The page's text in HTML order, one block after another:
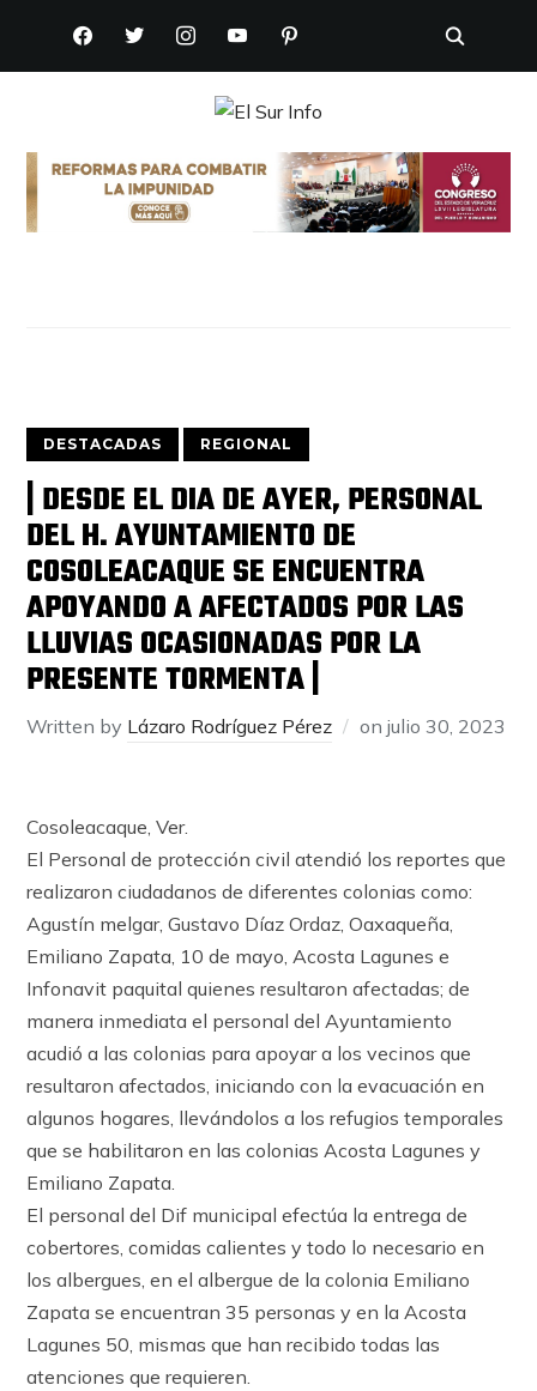
FACEBOOKTWITTERINSTAGRAMYOUTUBEPINTEREST
DESTACADAS REGIONAL
| DESDE EL DIA DE AYER, PERSONAL
DEL H. AYUNTAMIENTO DE
COSOLEACAQUE SE ENCUENTRA
APOYANDO A AFECTADOS POR LAS
LLUVIAS OCASIONADAS POR LA
PRESENTE TORMENTA |
Written by Lázaro Rodríguez Pérez onjulio 30, 2023
Cosoleacaque, Ver.
El Personal de protección civil atendió los reportes que
realizaron ciudadanos de diferentes colonias como:
Agustín melgar, Gustavo Díaz Ordaz, Oaxaqueña,
Emiliano Zapata, 10 de mayo, Acosta Lagunes e
Infonavit paquital quienes resultaron afectadas; de
manera inmediata el personal del Ayuntamiento
acudió a las colonias para apoyar a los vecinos que
resultaron afectados, iniciando con la evacuación en
algunos hogares, llevándolos a los refugios temporales
que se habilitaron en las colonias Acosta Lagunes y
Emiliano Zapata.
El personal del Dif municipal efectúa la entrega de
cobertores, comidas calientes y todo lo necesario en
los albergues, en el albergue de la colonia Emiliano
Zapata se encuentran 35 personas y en la Acosta
Lagunes 50, mismas que han recibido todas las
atenciones que requieren.